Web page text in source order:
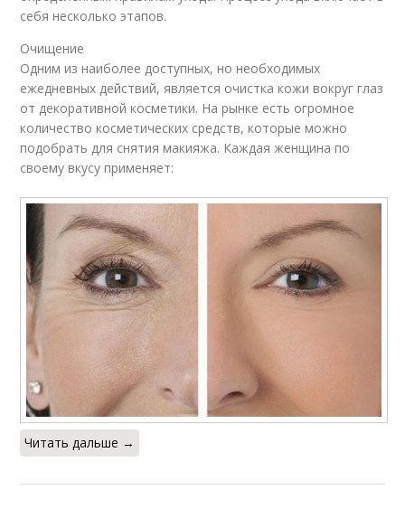
себя несколько этапов.
Очищение
Одним из наиболее доступных, но необходимых
ежедневных действий, является очистка кожи вокруг глаз
от декоративной косметики. На рынке есть огромное
количество косметических средств, которые можно
подобрать для снятия макияжа. Каждая женщина по
своему вкусу применяет:
Читать дальше →